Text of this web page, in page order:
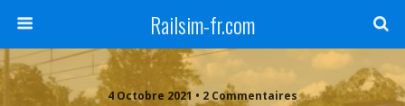
Railsim-fr.com
4 Octobre 2021 • 2 Commentaires